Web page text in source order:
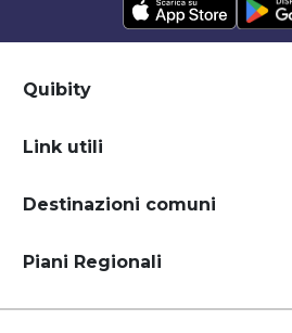
Quibity
Link utili
Destinazioni comuni
Piani Regionali